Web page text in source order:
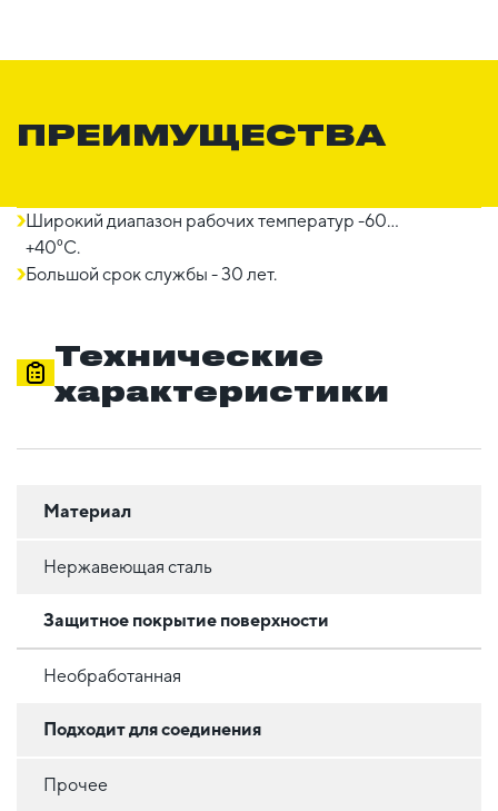
ПРЕИМУЩЕСТВА
Широкий диапазон рабочих температур -60…
+40⁰С.
Большой срок службы - 30 лет.
Технические
характеристики
Материал
Нержавеющая сталь
Защитное покрытие поверхности
Необработанная
Подходит для соединения
Прочее